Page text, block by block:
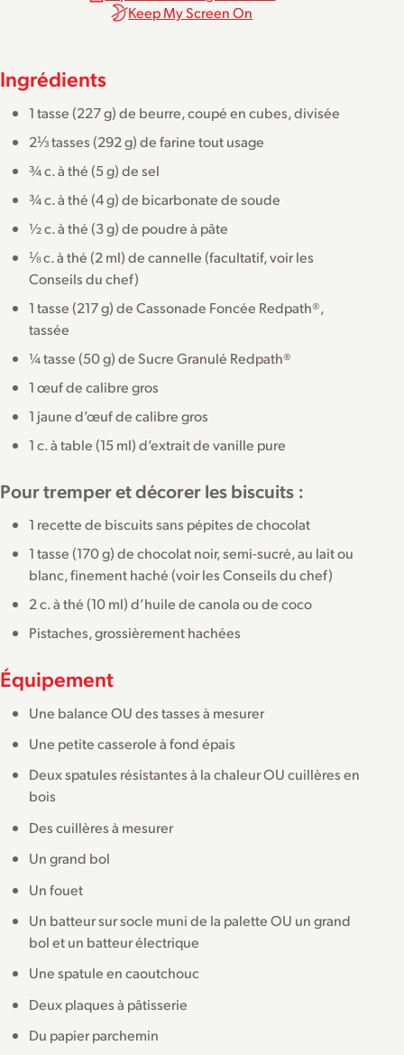
Keep My Screen On
Ingrédients
1 tasse (227 g) de beurre, coupé en cubes, divisée
2⅓ tasses (292 g) de farine tout usage
¾ c. à thé (5 g) de sel
¾ c. à thé (4 g) de bicarbonate de soude
½ c. à thé (3 g) de poudre à pâte
⅛ c. à thé (2 ml) de cannelle (facultatif, voir les
Conseils du chef)
1 tasse (217 g) de Cassonade Foncée Redpath®,
tassée
¼ tasse (50 g) de Sucre Granulé Redpath®
1 œuf de calibre gros
1 jaune d’œuf de calibre gros
1 c. à table (15 ml) d’extrait de vanille pure
Pour tremper et décorer les biscuits :
1 recette de biscuits sans pépites de chocolat
1 tasse (170 g) de chocolat noir, semi-sucré, au lait ou
blanc, finement haché (voir les Conseils du chef)
2 c. à thé (10 ml) d’huile de canola ou de coco
Pistaches, grossièrement hachées
Équipement
Une balance OU des tasses à mesurer
Une petite casserole à fond épais
Deux spatules résistantes à la chaleur OU cuillères en
bois
Des cuillères à mesurer
Un grand bol
Un fouet
Un batteur sur socle muni de la palette OU un grand
bol et un batteur électrique
Une spatule en caoutchouc
Deux plaques à pâtisserie
Du papier parchemin